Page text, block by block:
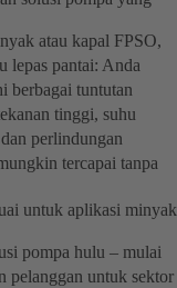
atau kapal FPSO,
lepas pantai: Anda
berbagai tuntutan
tinggi, suhu
perlindungan
tercapai tanpa
untuk aplikasi minyak
pompa hulu – mulai
pelanggan untuk sektor